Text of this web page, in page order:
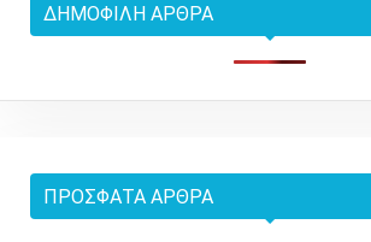
ΔΗΜΟΦΙΛΉ ΆΡΘΡΑ
ΠΡΌΣΦΑΤΑ ΆΡΘΡΑ